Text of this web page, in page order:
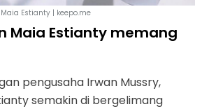
Maia Estianty | keepo.me
Maia Estianty memang
pengusaha Irwan Mussry,
semakin di bergelimang